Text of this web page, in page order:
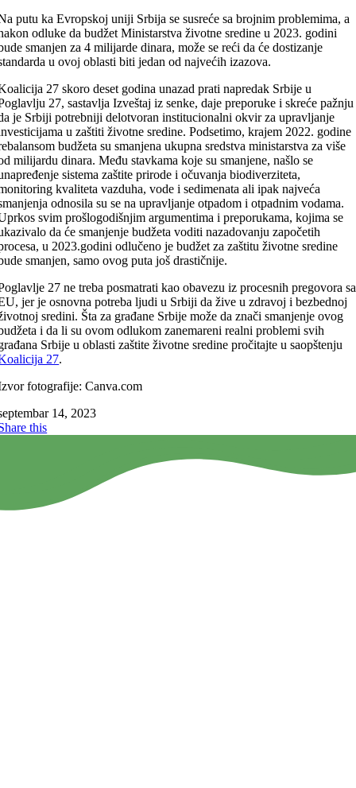
putu ka Evropskoj uniji Srbija se susreće sa brojnim problemima, a
odluke da budžet Ministarstva životne sredine u 2023. godini
smanjen za 4 milijarde dinara, može se reći da će dostizanje
u ovoj oblasti biti jedan od najvećih izazova.
27 skoro deset godina unazad prati napredak Srbije u
27, sastavlja Izveštaj iz senke, daje preporuke i skreće pažnju
je Srbiji potrebniji delotvoran institucionalni okvir za upravljanje
u zaštiti životne sredine. Podsetimo, krajem 2022. godine
budžeta su smanjena ukupna sredstva ministarstva za više
milijardu dinara. Među stavkama koje su smanjene, našlo se
sistema zaštite prirode i očuvanja biodiverziteta,
kvaliteta vazduha, vode i sedimenata ali ipak najveća
odnosila su se na upravljanje otpadom i otpadnim vodama.
svim prošlogodišnjim argumentima i preporukama, kojima se
da će smanjenje budžeta voditi nazadovanju započetih
u 2023.godini odlučeno je budžet za zaštitu životne sredine
smanjen, samo ovog puta još drastičnije.
27 ne treba posmatrati kao obavezu iz procesnih pregovora sa
jer je osnovna potreba ljudi u Srbiji da žive u zdravoj i bezbednoj
sredini. Šta za građane Srbije može da znači smanjenje ovog
i da li su ovom odlukom zanemareni realni problemi svih
Srbije u oblasti zaštite životne sredine prоčitajte u saopštenju
27.
fotografije: Canva.com
14, 2023
this